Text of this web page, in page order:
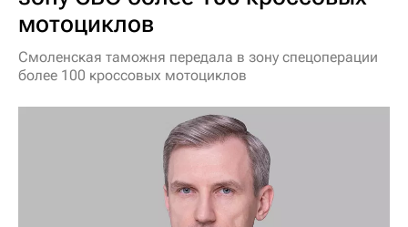
мотоциклов
Смоленская таможня передала в зону спецоперации
более 100 кроссовых мотоциклов